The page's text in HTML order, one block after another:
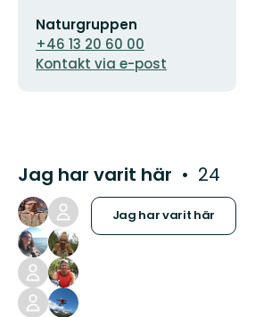
postadress
Naturgruppen
+46 13 20 60 00
Kontakt via e-post
Jag har varit här 24
Jag har varit här